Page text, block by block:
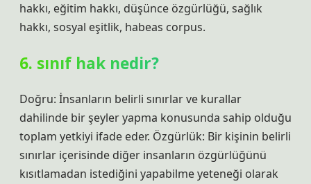
hakkı, eğitim hakkı, düşünce özgürlüğü, sağlık
hakkı, sosyal eşitlik, habeas corpus.
6. sınıf hak nedir?
Doğru: İnsanların belirli sınırlar ve kurallar
dahilinde bir şeyler yapma konusunda sahip olduğu
toplam yetkiyi ifade eder. Özgürlük: Bir kişinin belirli
sınırlar içerisinde diğer insanların özgürlüğünü
kısıtlamadan istediğini yapabilme yeteneği olarak